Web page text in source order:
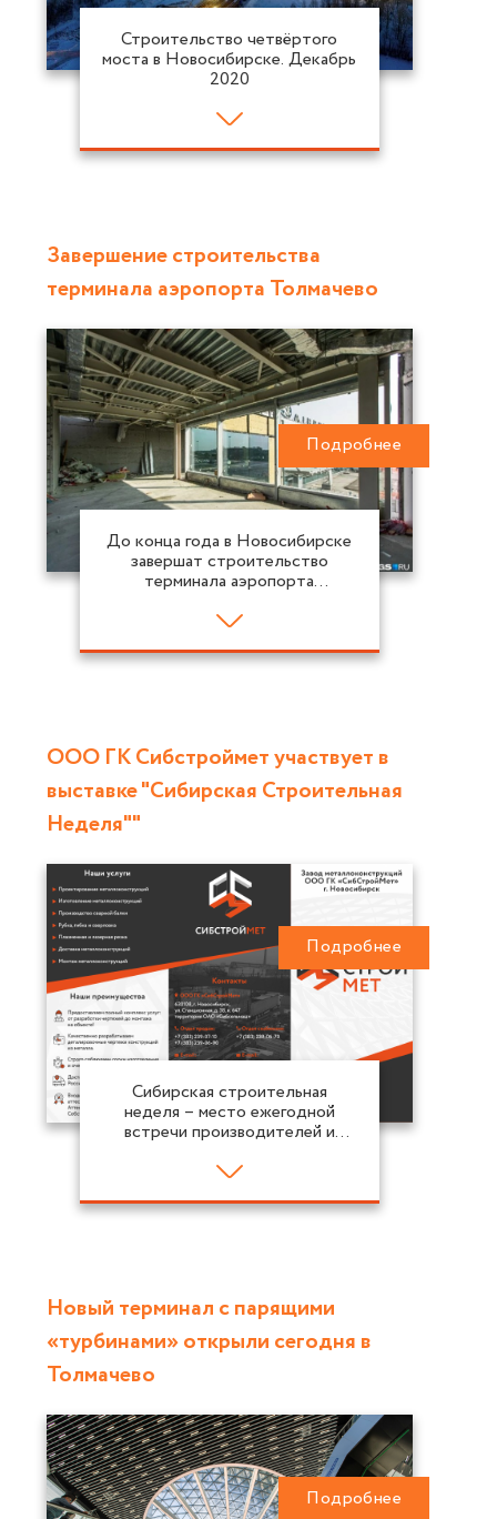
Строительство четвёртого
моста в Новосибирске. Декабрь
2020
Завершение строительства
терминала аэропорта Толмачево
До конца года в Новосибирске
завершат строительство
терминала аэропорта
Подробнее
ООО ГК Сибстроймет участвует в
выставке "Сибирская Строительная
Неделя""
Сибирская строительная
неделя – место ежегодной
встречи производителей и
отделочных материалов и
строительных компаний,
ремонта и отделки.
Подробнее
Новый терминал с парящими
«турбинами» открыли сегодня в
Толмачево
Подробнее